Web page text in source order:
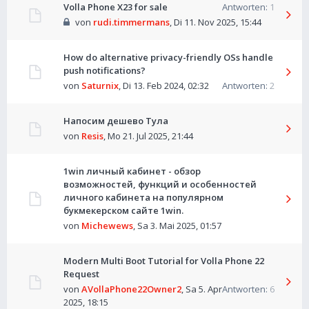
Volla Phone X23 for sale Antworten: 1
von rudi.timmermans,Di 11. Nov 2025, 15:44
How do alternative privacy-friendly OSs handle
push notifications?
Antworten: 2
von Saturnix,Di 13. Feb 2024, 02:32
Напосим дешево Тула
von Resis,Mo 21. Jul 2025, 21:44
1win личный кабинет - обзор
возможностей, функций и особенностей
личного кабинета на популярном
букмекерском сайте 1win.
von Michewews, Sa 3. Mai 2025, 01:57
Modern Multi Boot Tutorial for Volla Phone 22
Request
Antworten: 6
von AVollaPhone22Owner2, Sa 5. Apr
2025, 18:15